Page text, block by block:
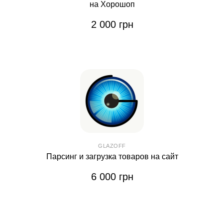
на Хорошоп
2 000 грн
GLAZOFF
Парсинг и загрузка товаров на сайт
6 000 грн